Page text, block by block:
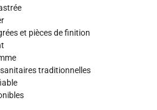
et pièces de finition
traditionnelles